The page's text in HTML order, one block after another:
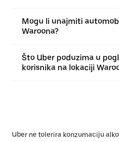
Mogu li unajmiti
Waroona?
Što Uber poduzima u
korisnika na lokaciji
Uber ne tolerira konzumaciju